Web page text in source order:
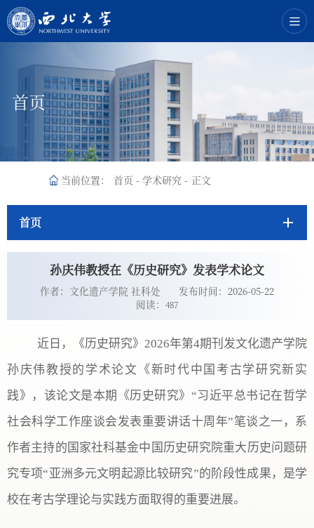
首页
当前位置： 首页 - 学术研究 - 正文
首页
孙庆伟教授在《历史研究》发表学术论文
作者：文化遗产学院 社科处
发布时间：2026-05-22
阅读： 487
近日，《历史研究》2026年第4期刊发文化遗产学院
孙庆伟教授的学术论文《新时代中国考古学研究新实
践》，该论文是本期《历史研究》“习近平总书记在哲学
社会科学工作座谈会发表重要讲话十周年”笔谈之一，系
作者主持的国家社科基金中国历史研究院重大历史问题研
究专项“亚洲多元文明起源比较研究”的阶段性成果，是学
校在考古学理论与实践方面取得的重要进展。